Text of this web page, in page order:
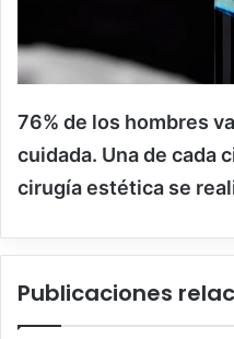
76% de los hombres
cuidada. Una de cada
cirugía estética se
Publicaciones